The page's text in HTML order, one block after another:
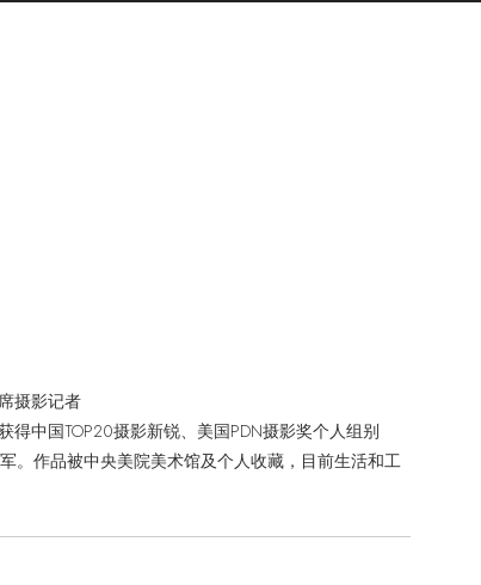
摄影记者
中国TOP20摄影新锐、美国PDN摄影奖个人组别
。作品被中央美院美术馆及个人收藏，目前生活和工